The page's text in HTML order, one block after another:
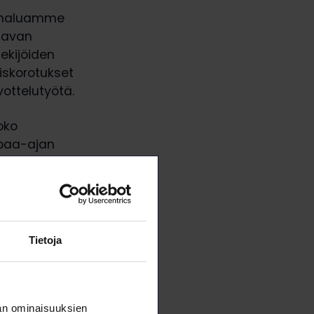
Tietoja
ominaisuuksien
ajan
on
aikoina.